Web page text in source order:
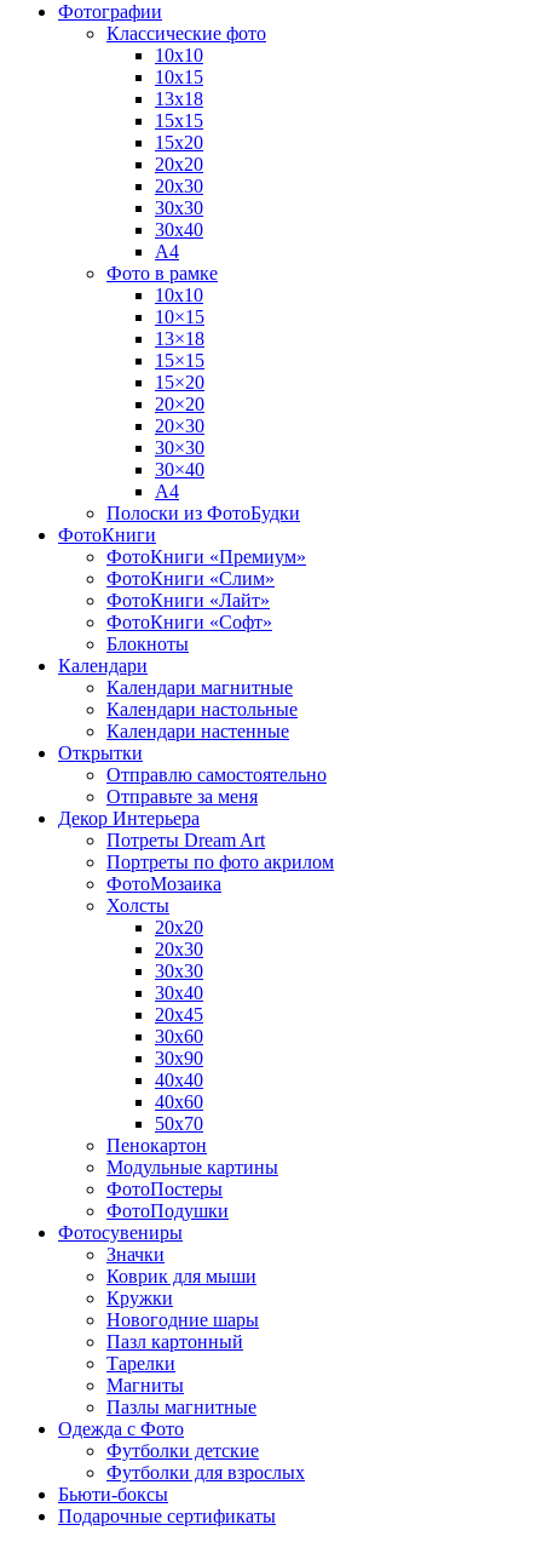
Фотографии
Классические фото
10х10
10х15
13х18
15х15
15х20
20х20
20х30
30х30
30х40
А4
Фото в рамке
10х10
10×15
13×18
15×15
15×20
20×20
20×30
30×30
30×40
A4
Полоски из ФотоБудки
ФотоКниги
ФотоКниги «Премиум»
ФотоКниги «Слим»
ФотоКниги «Лайт»
ФотоКниги «Софт»
Блокноты
Календари
Календари магнитные
Календари настольные
Календари настенные
Открытки
Отправлю самостоятельно
Отправьте за меня
Декор Интерьера
Потреты Dream Art
Портреты по фото акрилом
ФотоМозаика
Холсты
20х20
20х30
30х30
30х40
20х45
30х60
30х90
40х40
40х60
50х70
Пенокартон
Модульные картины
ФотоПостеры
ФотоПодушки
Фотоcувениры
Значки
Коврик для мыши
Кружки
Новогодние шары
Пазл картонный
Тарелки
Магниты
Пазлы магнитные
Одежда с Фото
Футболки детские
Футболки для взрослых
Бьюти-боксы
Подарочные сертификаты